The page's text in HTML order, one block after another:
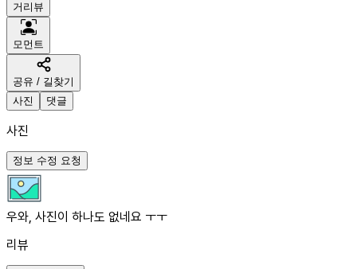
거리뷰
모먼트
공유 / 길찾기
사진
댓글
사진
정보 수정 요청
우와, 사진이 하나도 없네요 ㅜㅜ
리뷰